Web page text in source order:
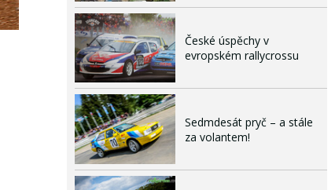
České úspěchy v
evropském rallycrossu
Sedmdesát pryč – a stále
za volantem!